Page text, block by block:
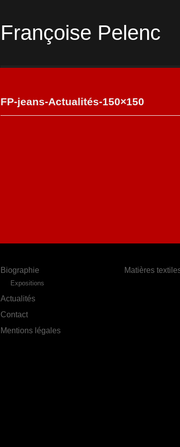
Françoise Pelenc
FP-jeans-Actualités-150×150
Biographie
Expositions
Actualités
Contact
Mentions légales
Matières